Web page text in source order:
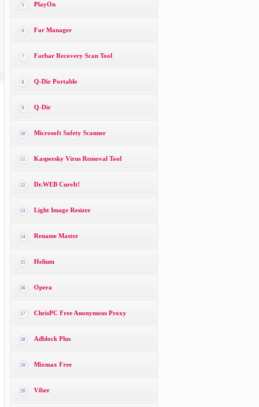
5 PlayOn
6 Far Manager
7 Farbar Recovery Scan Tool
8 Q-Dir Portable
9 Q-Dir
10 Microsoft Safety Scanner
11 Kaspersky Virus Removal Tool
12 Dr.WEB CureIt!
13 Light Image Resizer
14 Rename Master
15 Helium
16 Opera
17 ChrisPC Free Anonymous Proxy
18 Adblock Plus
19 Mixmax Free
20 Viber